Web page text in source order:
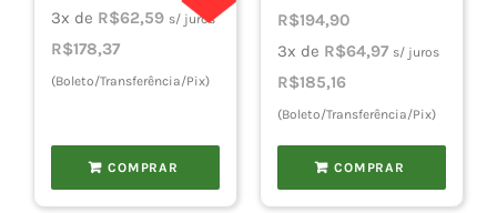
preço
era:
preço
é:
3x de R$62,59 s/ juros
R$178,37
(Boleto/Transferência/Pix)
COMPRAR
R$194,90
3x de R$64,97 s/ juros
R$185,16
(Boleto/Transferência/Pix)
COMPRAR